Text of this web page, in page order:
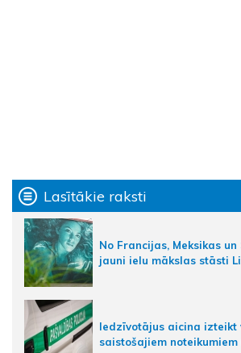
Lasītākie raksti
No Francijas, Meksikas
jauni ielu mākslas stāsti
Iedzīvotājus aicina izteikt
saistošajiem noteikumiem